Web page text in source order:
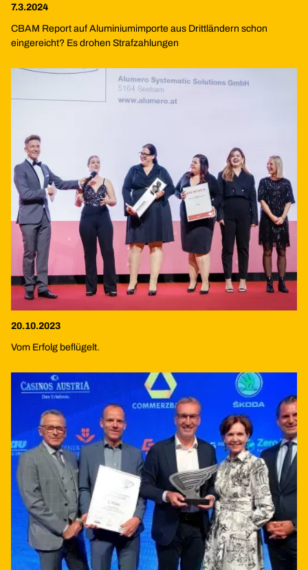
7.3.2024
CBAM Report auf Aluminiumimporte aus Drittländern schon
eingereicht? Es drohen Strafzahlungen
20.10.2023
Vom Erfolg beflügelt.